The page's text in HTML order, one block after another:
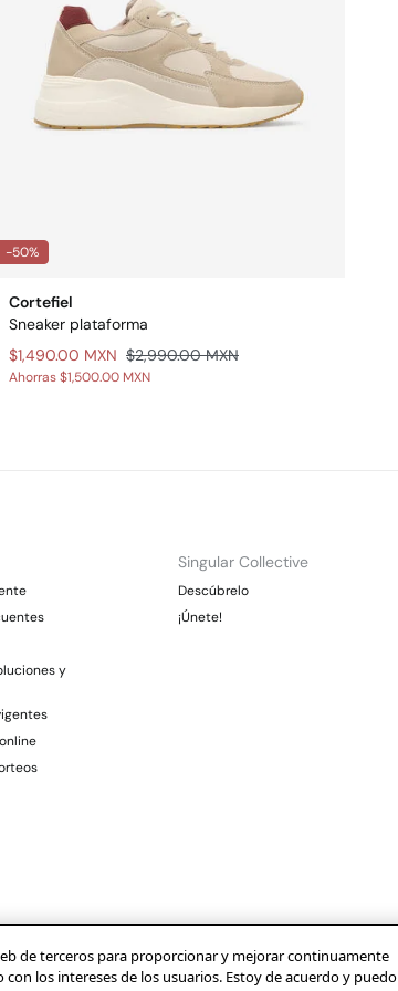
-50%
Cortefiel
Sneaker plataforma
$1,490.00 MXN $2,990.00 MXN
Ahorras$1,500.00 MXN
y
Singular Collective
Descúbrelo
¡Únete!
Profeco Condusef
de terceros para proporcionar y mejorar continuamente
los intereses de los usuarios. Estoy de acuerdo y puedo